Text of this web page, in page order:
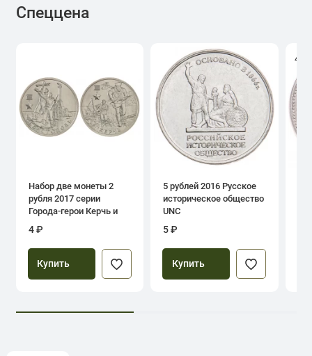
Спеццена
Набор две монеты 2
рубля 2017 серии
Города-герои Керчь и
Севастополь
4 ₽
Купить
5 рублей 2016 Русское
историческое общество
UNC
5 ₽
Купить
4.0